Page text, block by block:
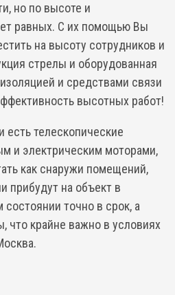
но по высоте и
равных. С их помощью Вы
на высоту сотрудников и
стрелы и оборудованная
и средствами связи
высотных работ!
есть телескопические
и электрическим моторами,
как снаружи помещений,
прибудут на объект в
точно в срок, а
что крайне важно в условиях